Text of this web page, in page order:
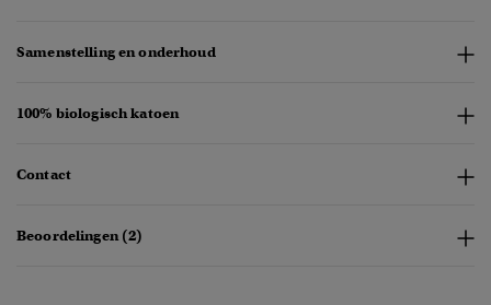
Samenstelling en onderhoud
100% biologisch katoen
Contact
Beoordelingen (2)